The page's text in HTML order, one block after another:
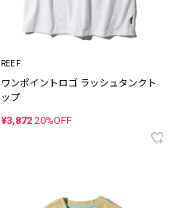
REEF
ワンポイントロゴ ラッシュタンクト
ップ
¥3,872 20%OFF